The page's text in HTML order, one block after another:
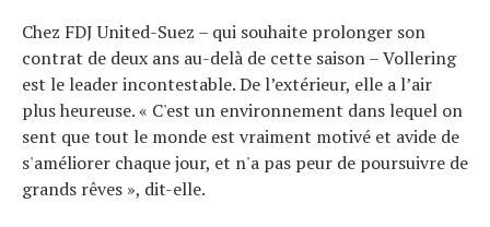
Chez FDJ United-Suez – qui souhaite prolonger son
contrat de deux ans au-delà de cette saison – Vollering
est le leader incontestable. De l’extérieur, elle a l’air
plus heureuse. « C'est un environnement dans lequel on
sent que tout le monde est vraiment motivé et avide de
s'améliorer chaque jour, et n'a pas peur de poursuivre de
grands rêves », dit-elle.